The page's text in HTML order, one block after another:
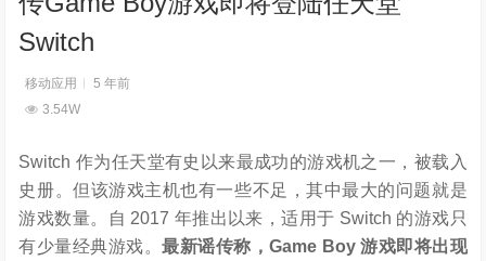
Switch
移动应用
5 年前
3.54W
Switch 作为任天堂有史以来最成功的游戏机之一，被载入
史册。但该游戏主机也有一些不足，其中最大的问题就是
游戏数量。自 2017 年推出以来，适用于 Switch 的游戏只
有少量经典游戏。最新谣传称，Game Boy 游戏即将出现